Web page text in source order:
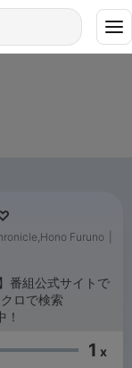
Furuno
番組公式サイトで
ロで検索
1 x